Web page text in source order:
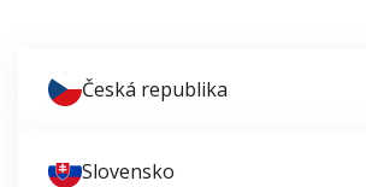
Česká republika
Slovensko